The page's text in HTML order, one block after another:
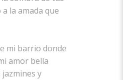
la amada que
mi barrio donde
amor bella
y